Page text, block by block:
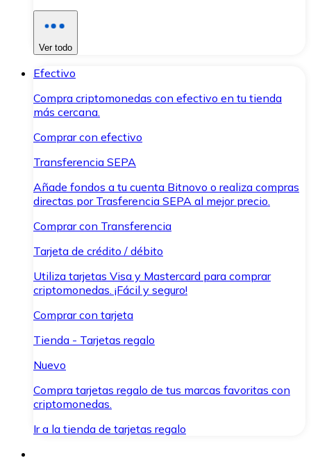
Ver todo
Efectivo
Compra criptomonedas con efectivo en tu tienda
más cercana.
Comprar con efectivo
Transferencia SEPA
Añade fondos a tu cuenta Bitnovo o realiza compras
directas por Trasferencia SEPA al mejor precio.
Comprar con Transferencia
Tarjeta de crédito / débito
Utiliza tarjetas Visa y Mastercard para comprar
criptomonedas. ¡Fácil y seguro!
Comprar con tarjeta
Tienda - Tarjetas regalo
Nuevo
Compra tarjetas regalo de tus marcas favoritas con
criptomonedas.
Ir a la tienda de tarjetas regalo